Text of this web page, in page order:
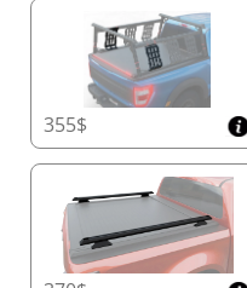
Tampa de Acesso
Realize a
tampa do
projetada, que
complicações ao
operação suave e
Trilhos Laterais de
Construídos com
5 mm de
suporte estrutural
355$